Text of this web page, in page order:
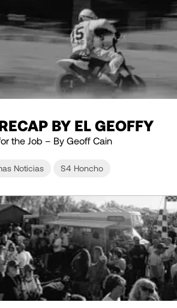
BY EL GEOFFY
the Job – By Geoff Cain
Noticias S4 Honcho